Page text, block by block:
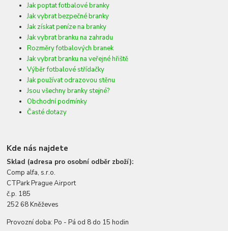
Jak poptat fotbalové branky
Jak vybrat bezpečné branky
Jak získat peníze na branky
Jak vybrat branku na zahradu
Rozměry fotbalových branek
Jak vybrat branku na veřejné hřiště
Výběr fotbalové střídačky
Jak používat odrazovou stěnu
Jsou všechny branky stejné?
Obchodní podmínky
Časté dotazy
Kde nás najdete
Sklad (adresa pro osobní odběr zboží):
Comp alfa, s.r.o.
CTPark Prague Airport
č.p. 185
252 68 Kněževes
Provozní doba: Po - Pá od 8 do 15 hodin